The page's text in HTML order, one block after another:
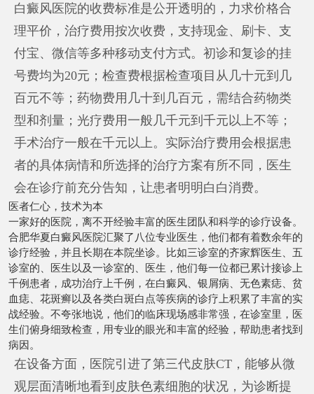
白癜风医院的收费标准是公开透明的，力求价格合
理平价，治疗费用按次收费，支持现金、刷卡、支
付宝、微信等多种移动支付方式。初诊和复诊的挂
号费均为20元；检查费根据检查项目从几十元到几
百元不等；药物费用几十到几百元，需结合药物类
型和剂量；光疗费用一般几千元到千元以上不等；
手术治疗一般在千元以上。实际治疗费用会根据患
者的具体病情和所选择的治疗方案有所不同，医生
会在诊疗前充分告知，让患者明明白白消费。
医者仁心，技术为本
一家好的医院，离不开经验丰富的医生团队和科学的诊疗设备。
合肥华夏白癜风医院汇聚了八位专业医生，他们都有着数余年的
诊疗经验，并且长期在本院坐诊。比如三诊室的齐家辉医生、五
诊室的、医生以及一诊室的、医生，他们每一位都已累计接诊上
千例患者，成功治疗上千例，在白癜风、银屑病、无色素痣、贫
血痣、花斑癣以及各类白斑白点等疾病的诊疗上积累了丰富的实
战经验。不夸张地说，他们的临床现场感非常强，在诊室里，医
生们俯身细致检查，用专业的眼光和丰富的经验，帮助患者找到
病因。
在设备方面，医院引进了第三代皮肤CT，能够从微
观层面清晰地看到皮肤色素细胞的状况，为诊断提